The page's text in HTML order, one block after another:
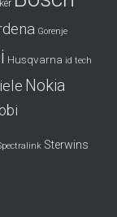
Gorenje
Husqvarna id tech
Nokia
Sterwins